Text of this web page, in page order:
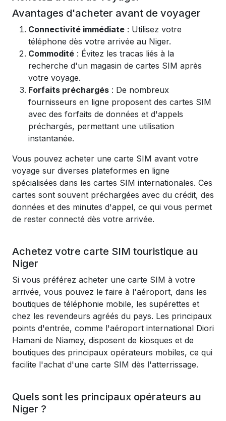
Avantages d'acheter avant de voyager
Connectivité immédiate : Utilisez votre
téléphone dès votre arrivée au Niger.
Commodité : Évitez les tracas liés à la
recherche d'un magasin de cartes SIM après
votre voyage.
Forfaits préchargés : De nombreux
fournisseurs en ligne proposent des cartes SIM
avec des forfaits de données et d'appels
préchargés, permettant une utilisation
instantanée.
Vous pouvez acheter une carte SIM avant votre
voyage sur diverses plateformes en ligne
spécialisées dans les cartes SIM internationales. Ces
cartes sont souvent préchargées avec du crédit, des
données et des minutes d'appel, ce qui vous permet
de rester connecté dès votre arrivée.
Achetez votre carte SIM touristique au
Niger
Si vous préférez acheter une carte SIM à votre
arrivée, vous pouvez le faire à l'aéroport, dans les
boutiques de téléphonie mobile, les supérettes et
chez les revendeurs agréés du pays. Les principaux
points d'entrée, comme l'aéroport international Diori
Hamani de Niamey, disposent de kiosques et de
boutiques des principaux opérateurs mobiles, ce qui
facilite l'achat d'une carte SIM dès l'atterrissage.
Quels sont les principaux opérateurs au
Niger ?